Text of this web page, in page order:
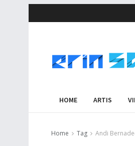
HOME ARTIS
Home Tag Andi